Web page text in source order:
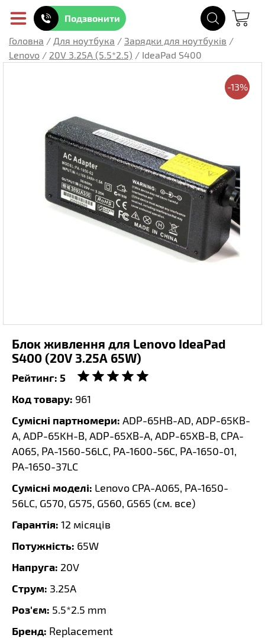
Подзвонити
Головна / Для ноутбука / Зарядки для ноутбуків /
Lenovo / 20V 3.25A (5.5*2.5) / IdeaPad S400
-13%
Блок живлення для Lenovo IdeaPad
S400 (20V 3.25A 65W)
Рейтинг: 5
Код товару: 961
Сумісні партномери: ADP-65HB-AD, ADP-65KB-
A, ADP-65KH-B, ADP-65XB-A, ADP-65XB-B, CPA-
A065, PA-1560-56LC, PA-1600-56C, PA-1650-01,
PA-1650-37LC
Сумісні моделі: Lenovo CPA-A065, PA-1650-
56LC, G570, G575, G560, G565 (см. все)
Гарантія: 12 місяців
Потужність: 65W
Напруга: 20V
Струм: 3.25A
Роз'єм: 5.5*2.5 mm
Бренд: Replacement